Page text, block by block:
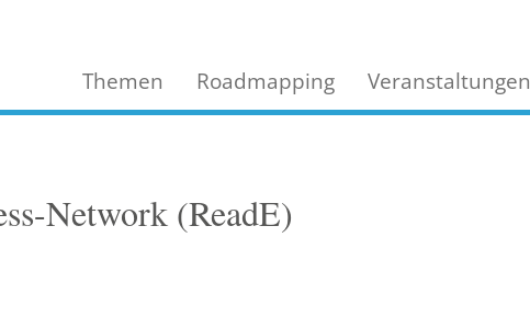
Themen Roadmapping Veranstaltungen
Network (ReadE)